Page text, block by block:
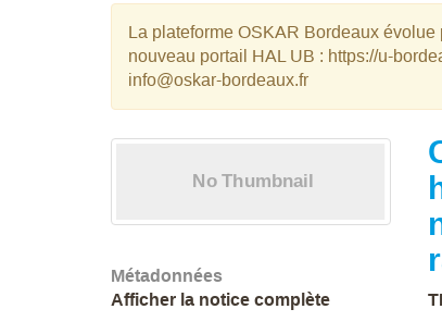
La plateforme OSKAR Bordeaux
nouveau portail HAL UB : https://u-
info@oskar-bordeaux.fr
Métadonnées
Afficher la notice complète